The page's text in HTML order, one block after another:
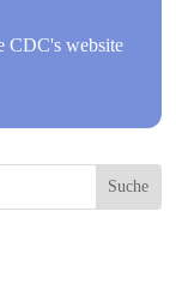
CDC's website